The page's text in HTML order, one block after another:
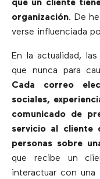
que un cliente
organización. De
verse influenciada
En la actualidad,
que nunca para
Cada correo
sociales,
comunicado de
servicio al cliente
personas sobre
que recibe un
interactuar con una